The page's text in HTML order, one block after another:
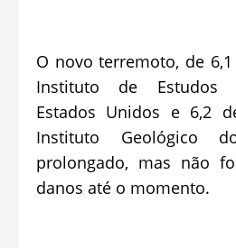
O novo terremoto, de
Instituto de Estudos
Estados Unidos e 6,2
Instituto Geológico
prolongado, mas não
danos até o momento.